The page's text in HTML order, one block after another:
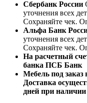
Сбербанк России
уточнения всех
Сохраняйте чек.
Альфа Банк
уточнения всех
Сохраняйте чек.
На расчетный
банка ПСБ Банк
Мебель под заказ
Доставка
дней при наличии